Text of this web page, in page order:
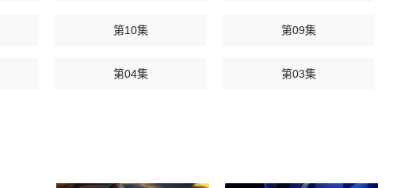
第10集 第09集
第04集 第03集